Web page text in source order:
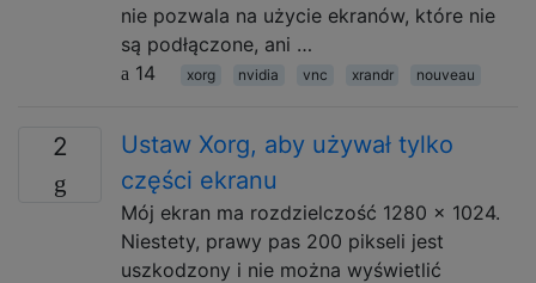
nie pozwala na użycie ekranów, które nie
są podłączone, ani …
14
xorg nvidia vnc xrandr nouveau
2
Ustaw Xorg, aby używał tylko
części ekranu
Mój ekran ma rozdzielczość 1280 x 1024.
Niestety, prawy pas 200 pikseli jest
uszkodzony i nie można wyświetlić